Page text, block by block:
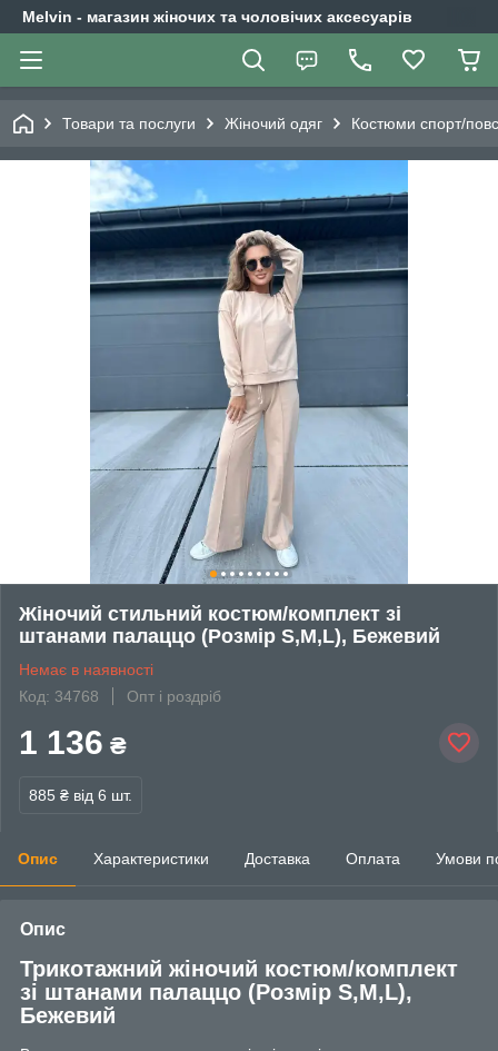
Melvin - магазин жіночих та чоловічих аксесуарів
Товари та послуги Жіночий одяг Костюми спорт/
Жіночий стильний костюм/комплект зі
штанами палаццо (Розмір S,M,L), Бежевий
Немає в наявності
Код: 34768
Опт і роздріб
1 136 ₴
885 ₴ від 6 шт.
Опис Характеристики Доставка Оплата Умови
Опис
Трикотажний жіночий костюм/комплект
зі штанами палаццо (Розмір S,M,L),
Бежевий